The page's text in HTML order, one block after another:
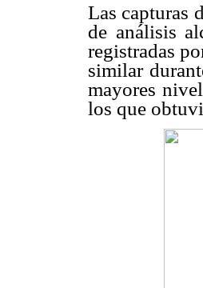
Las capturas
de análisis
registradas
similar
mayores
los que